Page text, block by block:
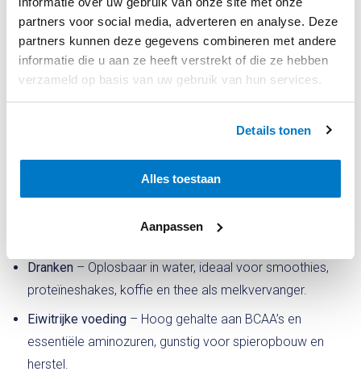
partners voor social media, adverteren en analyse. Deze
partners kunnen deze gegevens combineren met andere
informatie die u aan ze heeft verstrekt of die ze hebben
verzameld op basis van uw gebruik van hun services.
Details tonen
Alles toestaan
Aanpassen
Geitenmelkpoeder is een veelzijdig en voedzaam ingrediënt
dat in verschillende industrieën en toepassingen wordt
gebruikt. Dankzij de lichte verteerbaarheid, romige smaak en
desserts als een voedzaam alternatief voor koemelk.
– Toegevoegd aan brood, koekjes, cakes
Dranken – Oplosbaar in water, ideaal voor smoothies,
proteïneshakes, koffie en thee als melkvervanger.
Eiwitrijke voeding – Hoog gehalte aan BCAA’s en
essentiële aminozuren, gunstig voor spieropbouw en
herstel.